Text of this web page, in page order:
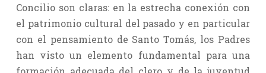
Concilio son claras: en la estrecha conexión con
el patrimonio cultural del pasado y en particular
con el pensamiento de Santo Tomás, los Padres
han visto un elemento fundamental para una